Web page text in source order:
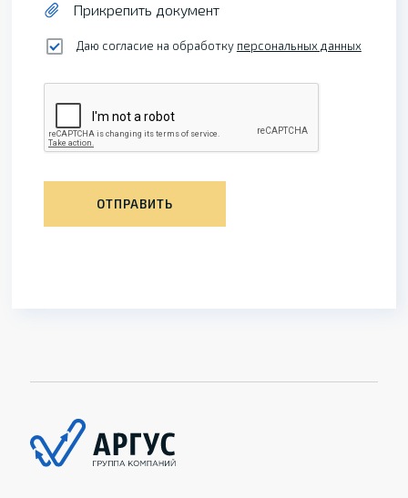
Прикрепить документ
Даю согласие на обработку персональных данных
ОТПРАВИТЬ